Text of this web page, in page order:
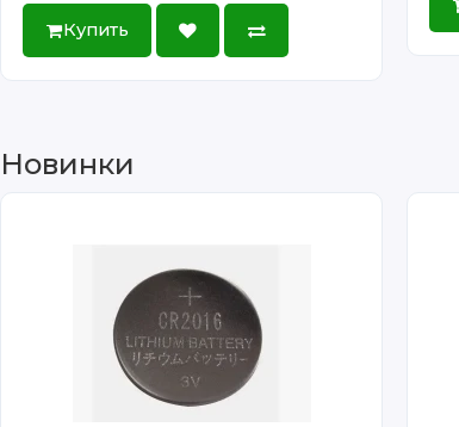
Купить
Новинки